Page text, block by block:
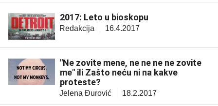
2017: Leto u bioskopu
Redakcija 16.4.2017
"Ne zovite mene, ne ne ne ne zovite
me" ili Zašto neću ni na kakve
proteste?
Jelena Đurović 18.2.2017